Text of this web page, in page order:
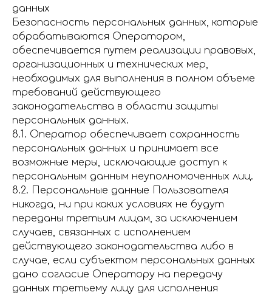
данных
Безопасность персональных данных, которые
обрабатываются Оператором,
обеспечивается путем реализации правовых,
организационных и технических мер,
необходимых для выполнения в полном объеме
требований действующего
законодательства в области защиты
персональных данных.
8.1. Оператор обеспечивает сохранность
персональных данных и принимает все
возможные меры, исключающие доступ к
персональным данным неуполномоченных лиц.
8.2. Персональные данные Пользователя
никогда, ни при каких условиях не будут
переданы третьим лицам, за исключением
случаев, связанных с исполнением
действующего законодательства либо в
случае, если субъектом персональных данных
дано согласие Оператору на передачу
данных третьему лицу для исполнения